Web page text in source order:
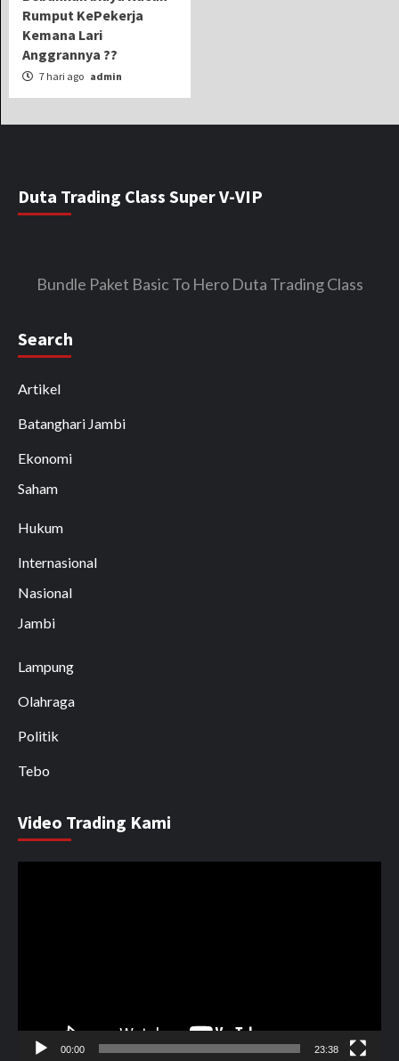
Rumput KePekerja
Kemana Lari
Anggrannya ??
7 hari ago admin
Duta Trading Class Super V-VIP
Bundle Paket Basic To Hero Duta Trading Class
Search
Artikel
Batanghari Jambi
Ekonomi
Saham
Hukum
Internasional
Nasional
Jambi
Lampung
Olahraga
Politik
Tebo
Video Trading Kami
00:00 23:38